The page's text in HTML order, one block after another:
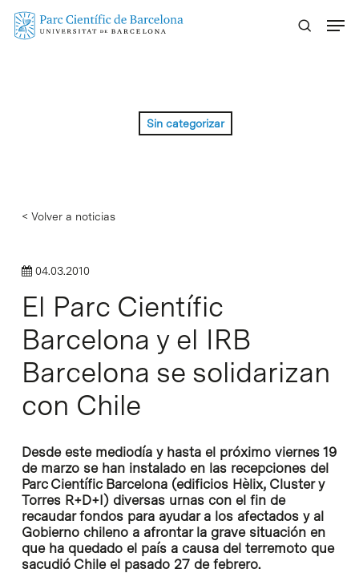
Skip
Sin categorizar
< Volver a noticias
04.03.2010
El Parc Científic
Barcelona y el IRB
Barcelona se solidarizan
con Chile
Desde este mediodía y hasta el próximo viernes 19
de marzo se han instalado en las recepciones del
Parc Científic Barcelona (edificios Hèlix, Cluster y
Torres R+D+I) diversas urnas con el fin de
recaudar fondos para ayudar a los afectados y al
Gobierno chileno a afrontar la grave situación en
que ha quedado el país a causa del terremoto que
sacudió Chile el pasado 27 de febrero.